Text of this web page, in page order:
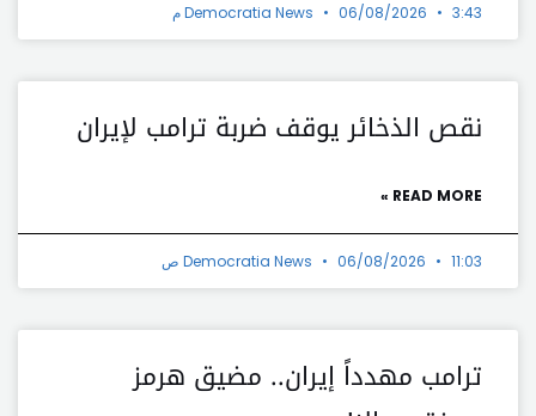
Democratia News 06/08/2026 3:43 م
نقص الذخائر يوقف ضربة ترامب لإيران
READ MORE »
Democratia News 06/08/2026 11:03 ص
ترامب مهدداً إيران.. مضيق هرمز